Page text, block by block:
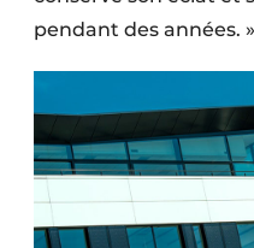
pendant des années. »